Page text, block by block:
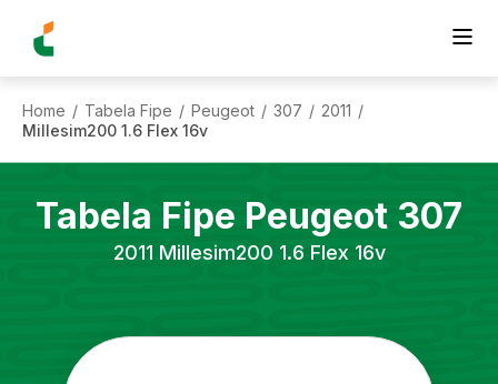
Home / Tabela Fipe / Peugeot / 307 / 2011 /
Millesim200 1.6 Flex 16v
Tabela Fipe Peugeot 307
2011 Millesim200 1.6 Flex 16v